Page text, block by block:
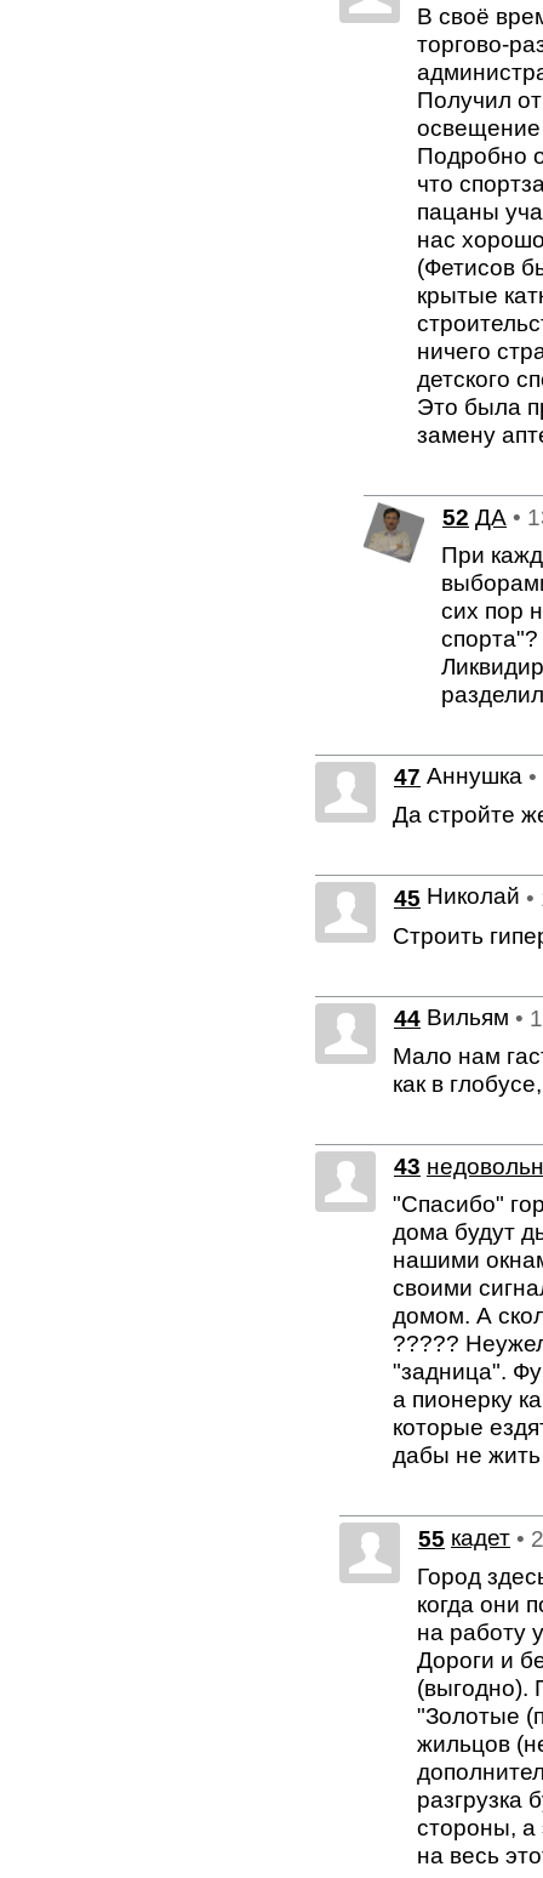
В своё
торгово-
Получил
Подробно
что
пацаны
нас
(Фетисов
крытые
ничего
детского
Это была
замену
52 ДА •
При
сих пор
47 Аннушка
Да стройте
45 Николай
Строить
44 Вильям •
Мало нам
как в
43
"Спасибо"
дома будут
нашими
своими
домом. А
?????
"задница".
а пионерку
которые
дабы не жить
55 кадет •
Город
когда они
на работу
Дороги и
(выгодно).
"Золотые
жильцов
разгрузка
стороны, а
на весь